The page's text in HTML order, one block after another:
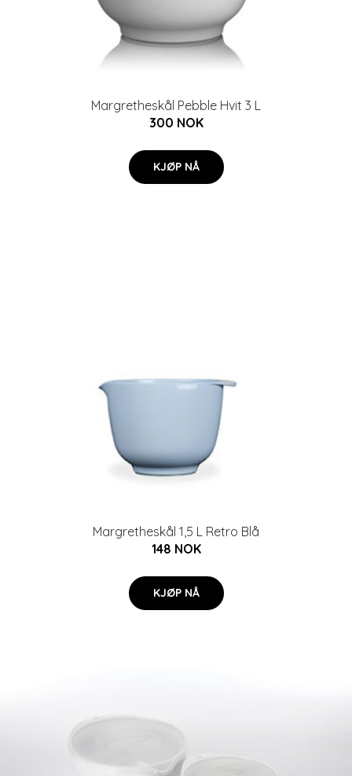
Margretheskål Pebble Hvit 3 L
300 NOK
KJØP NÅ
Margretheskål 1,5 L Retro Blå
148 NOK
KJØP NÅ